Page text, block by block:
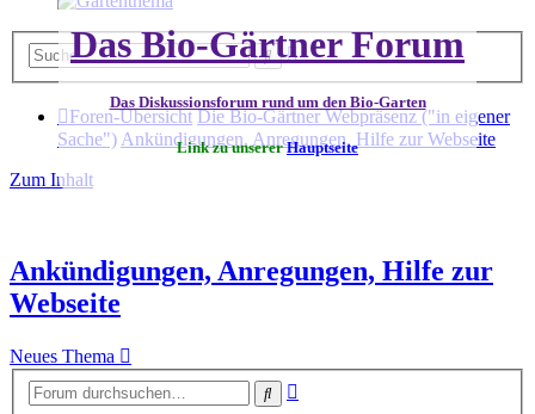
Das Bio-Gärtner Forum
Das Diskussionsforum rund um den Bio-Garten
Link zu unsererHauptseite
SucheErweiterte
Foren-Übersicht Die Bio-Gärtner Webpräsenz ("in eigener
Sache") Ankündigungen, Anregungen, Hilfe zur Webseite
Zum Inhalt
Ankündigungen, Anregungen, Hilfe zur
Webseite
Neues Thema
Suche